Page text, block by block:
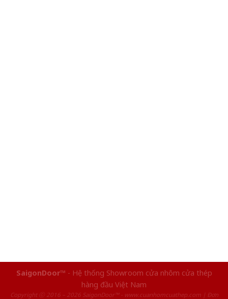
SaigonDoor™ - Hệ thống Showroom cửa nhôm cửa thép
hàng đầu Việt Nam
Copyright ⓒ 2016 – 2026 SaigonDoor™ - www.cuanhomcuathep.com | Đơn